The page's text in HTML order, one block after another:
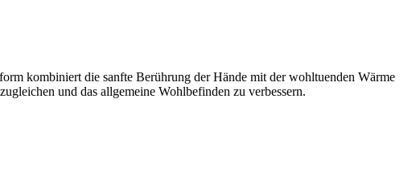
kombiniert die sanfte Berührung der Hände mit der wohltuenden Wärme
und das allgemeine Wohlbefinden zu verbessern.